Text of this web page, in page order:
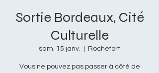
Sortie Bordeaux, Cité
Culturelle
sam. 15 janv. Rochefort
Vous ne pouvez pas passer à côté de